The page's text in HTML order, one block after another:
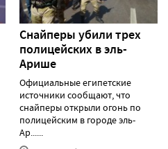
Снайперы убили трех
полицейских в эль-
Арише
Официальные египетские
источники сообщают, что
снайперы открыли огонь по
полицейским в городе эль-
Ар......